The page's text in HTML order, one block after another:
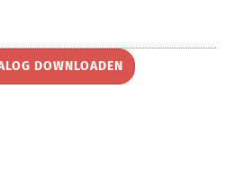
DOWNLOADEN